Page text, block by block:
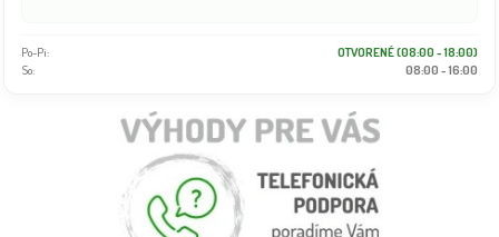
Po-Pi:
OTVORENÉ (08:00 - 18:00)
So:
08:00 - 16:00